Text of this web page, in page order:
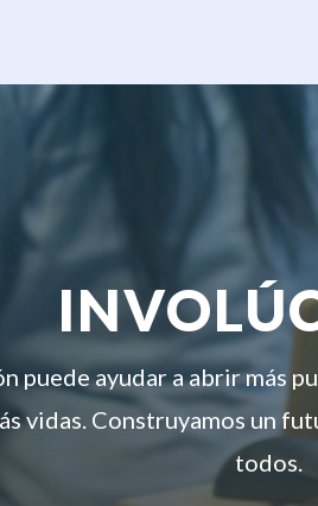
puede ayudar a abrir más
vidas. Construyamos un
todos.